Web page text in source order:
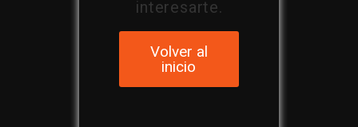
interesarte.
Volver al
inicio